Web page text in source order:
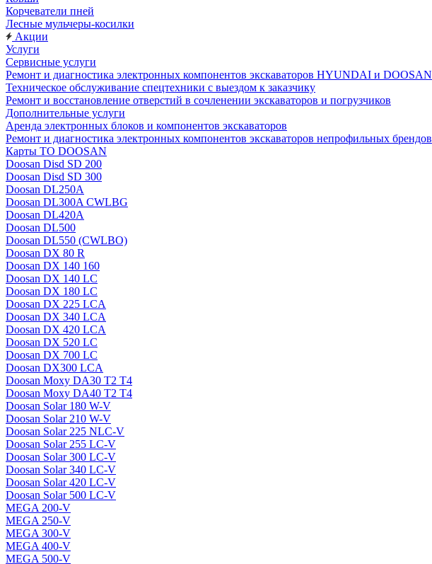
Корчеватели пней
Лесные мульчеры-косилки
Акции
Услуги
Сервисные услуги
Ремонт и диагностика электронных компонентов экскаваторов HYUNDAI и DOOSAN
Техническое обслуживание спецтехники с выездом к заказчику
Ремонт и восстановление отверстий в сочленении экскаваторов и погрузчиков
Дополнительные услуги
Аренда электронных блоков и компонентов экскаваторов
Ремонт и диагностика электронных компонентов экскаваторов непрофильных брендов
Карты ТО DOOSAN
Doosan Disd SD 200
Doosan Disd SD 300
Doosan DL250A
Doosan DL300A CWLBG
Doosan DL420A
Doosan DL500
Doosan DL550 (CWLBO)
Doosan DX 80 R
Doosan DX 140 160
Doosan DX 140 LC
Doosan DX 180 LC
Doosan DX 225 LCA
Doosan DX 340 LCA
Doosan DX 420 LCA
Doosan DX 520 LC
Doosan DX 700 LC
Doosan DX300 LCA
Doosan Moxy DA30 T2 T4
Doosan Moxy DA40 T2 T4
Doosan Solar 180 W-V
Doosan Solar 210 W-V
Doosan Solar 225 NLC-V
Doosan Solar 255 LC-V
Doosan Solar 300 LC-V
Doosan Solar 340 LC-V
Doosan Solar 420 LC-V
Doosan Solar 500 LC-V
MEGA 200-V
MEGA 250-V
MEGA 300-V
MEGA 400-V
MEGA 500-V